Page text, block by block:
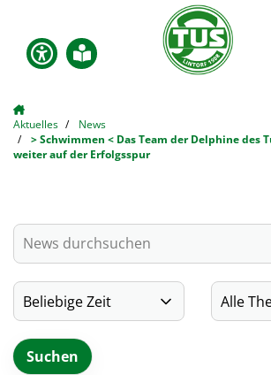
Aktuelles
News
> Schwimmen < Das Team der Delphine des
weiter auf der Erfolgsspur